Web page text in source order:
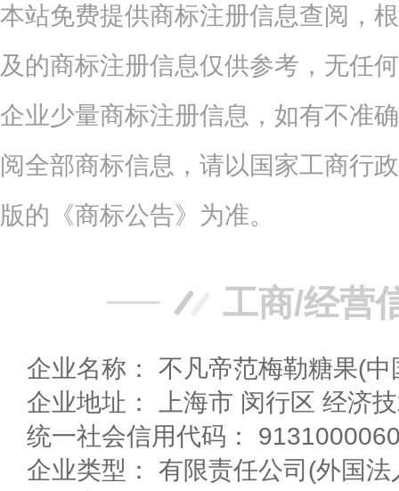
本站免费提供商标注册信息查阅，
及的商标注册信息仅供参考，无任
企业少量商标注册信息，如有不准
阅全部商标信息，请以国家工商行
版的《商标公告》为准。
工商/经营
企业名称： 不凡帝范梅勒糖果(中
企业地址： 上海市 闵行
统一社会信用代码：
企业类型： 有限责任公司(外国法